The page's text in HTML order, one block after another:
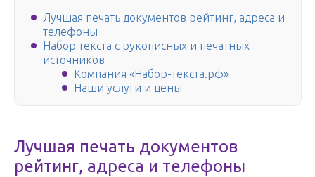
Лучшая печать документов рейтинг, адреса и
телефоны
Набор текста с рукописных и печатных
источников
Компания «Набор-текста.рф»
Наши услуги и цены
Лучшая печать документов
рейтинг, адреса и телефоны